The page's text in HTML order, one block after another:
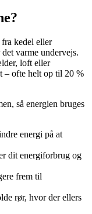
kedel eller
varme undervejs.
loft eller
– ofte helt op til 20 %
så energien bruges
energi på at
dit energiforbrug og
frem til
rør, hvor der ellers